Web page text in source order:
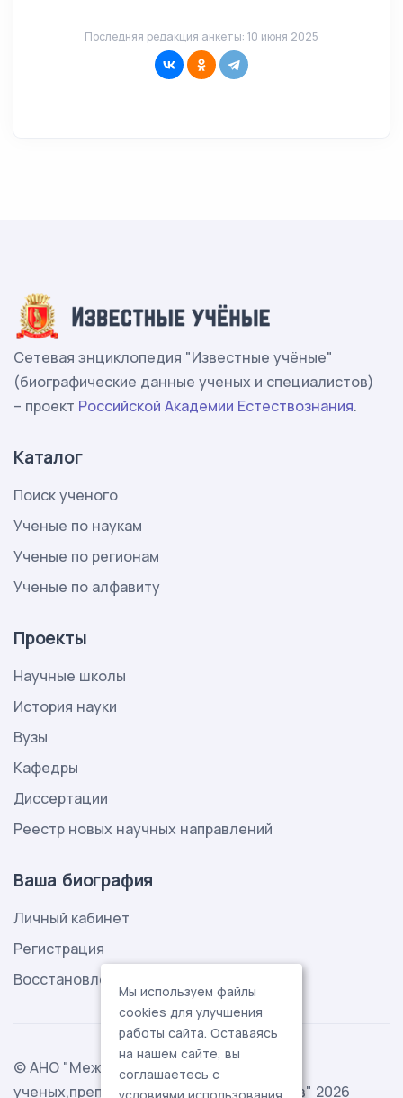
Последняя редакция анкеты: 10 июня 2025
Сетевая энциклопедия "Известные учёные"
(биографические данные ученых и специалистов)
– проект Российской Академии Естествознания.
Каталог
Поиск ученого
Ученые по наукам
Ученые по регионам
Ученые по алфавиту
Проекты
Научные школы
История науки
Вузы
Кафедры
Диссертации
Реестр новых научных направлений
Ваша биография
Личный кабинет
Регистрация
Восстановление пароля
© АНО "Международная ассоциация
ученых,преподавателей и специалистов" 2026
Мы используем файлы
cookies для улучшения
работы сайта. Оставаясь
на нашем сайте, вы
соглашаетесь с